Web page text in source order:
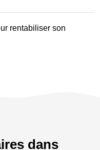
rentabiliser son
dans